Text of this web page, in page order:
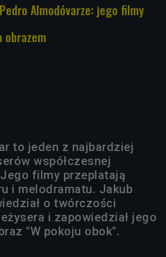
Almodóvarze: jego filmy
obrazem
to jeden z najbardziej
współczesnej
filmy przeplatają
i melodramatu. Jakub
o twórczości
i zapowiedział jego
"W pokoju obok".